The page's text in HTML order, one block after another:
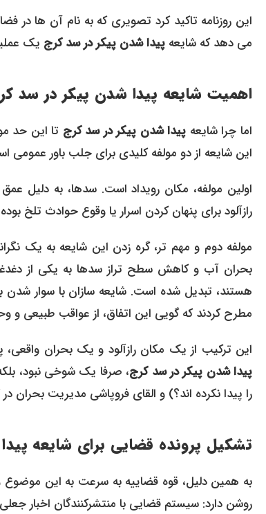
این روزنامه تاکید کرد تصویری که به نام آن ها در
می دهد که شایعه پیدا شدن پیکر در سد کرج یک
اهمیت شایعه پیدا شدن پیکر در سد
اما چرا شایعه پیدا شدن پیکر در سد کرج تا این حد
این شایعه از دو مولفه کلیدی برای جلب باور عمومی
اولین مولفه، مکان رویداد است. سدها، به دلیل
رازآلود برای پنهان کردن اسرار یا وقوع حوادث تلخ
مولفه دوم و مهم تر، گره زدن این شایعه به یک
بحران آب و کاهش سطح تراز سدها به یکی از
هستند، تبدیل شده است. شایعه سازان با سوار شدن
مطرح کردند که گویی این اتفاق، از عواقب
این ترکیب از یک مکان رازآلود و یک بحران
پیدا شدن پیکر در سد کرج، صرفا یک شوخی نبود،
را پیدا نکرده اند؟) و القای فروپاشی مدیریت بحران
تشکیل پرونده قضایی برای شایعه
به همین دلیل، قوه قضاییه به سرعت به این موضوع
روشن دارد: سیستم قضایی با منتشرکنندگان اخبار